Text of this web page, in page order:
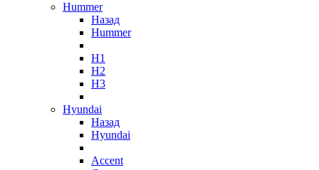
Hummer
Назад
Hummer
H1
H2
H3
Hyundai
Назад
Hyundai
Accent